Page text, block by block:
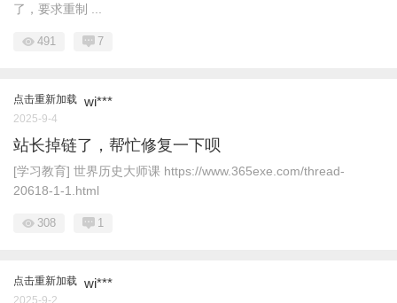
了，要求重制 ...
491 7
点击重新加载 wi***
2025-9-4
站长掉链了，帮忙修复一下呗
[学习教育] 世界历史大师课 https://www.365exe.com/thread-
20618-1-1.html
308 1
点击重新加载 wi***
2025-9-2